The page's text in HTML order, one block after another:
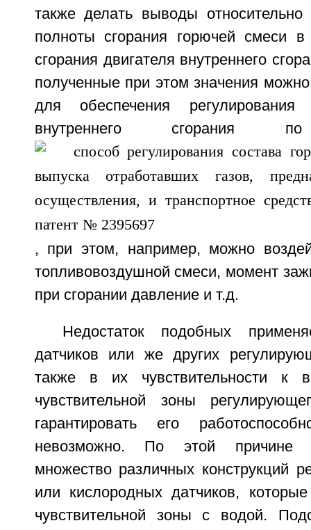
также делать выводы
полноты сгорания горючей смеси в
сгорания двигателя внутреннего
полученные при этом значения
для обеспечения регулирования
внутреннего сгорания по
, при этом, например, можно
топливовоздушной смеси, момент
при сгорании давление и т.д.
Недостаток подобных
датчиков или же других
также в их чувствительности к
чувствительной зоны
гарантировать его
невозможно. По этой причине
множество различных конструкций
или кислородных датчиков,
чувствительной зоны с водой.